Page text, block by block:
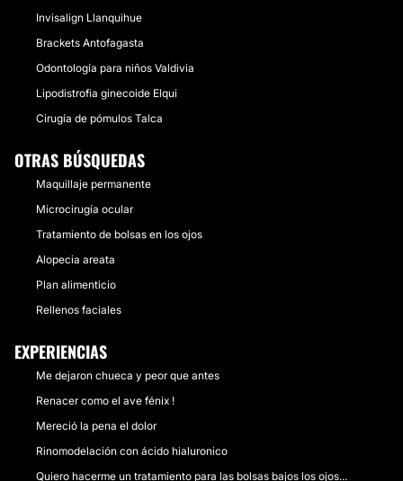
Invisalign Llanquihue
Brackets Antofagasta
Odontología para niños Valdivia
Lipodistrofia ginecoide Elqui
Cirugía de pómulos Talca
OTRAS BÚSQUEDAS
Maquillaje permanente
Microcirugía ocular
Tratamiento de bolsas en los ojos
Alopecia areata
Plan alimenticio
Rellenos faciales
EXPERIENCIAS
Me dejaron chueca y peor que antes
Renacer como el ave fénix !
Mereció la pena el dolor
Rinomodelación con ácido hialuronico
Quiero hacerme un tratamiento para las bolsas bajos los ojos...